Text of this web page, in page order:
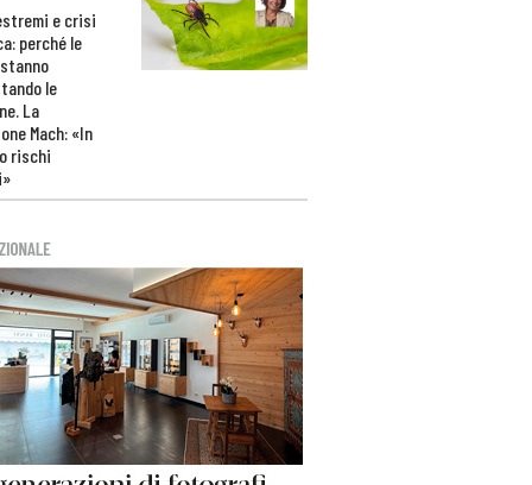
e crisi
perché le
le
La
Mach: «In
rischi